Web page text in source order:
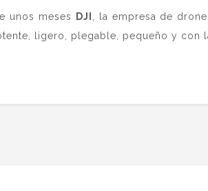
unos meses DJI , la empresa de
ligero, plegable, pequeño y